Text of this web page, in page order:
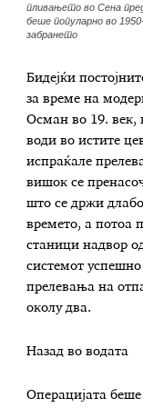
пливањето во Сена
беше популарно во
забрането
Бидејќи
за време на
Осман во 19. век,
води во истите
испраќале
вишок се
што се држи
времето, а потоа
станици надвор
системот
прелевања на
околу два.
Назад во водата
Операцијата